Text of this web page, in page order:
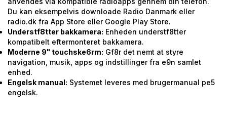
Du kan eksempelvis downloade Radio Danmark eller
radio.dk fra App Store eller Google Play Store.
Understf8tter bakkamera: Enheden understf8tter
kompatibelt eftermonteret bakkamera.
Moderne 9" touchske6rm: Gf8r det nemt at styre
navigation, musik, apps og indstillinger fra e9n samlet
enhed.
Engelsk manual: Systemet leveres med brugermanual pe5
engelsk.